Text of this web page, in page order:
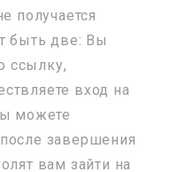
получается
быть две: Вы
ссылку,
вход на
можете
завершения
вам зайти на